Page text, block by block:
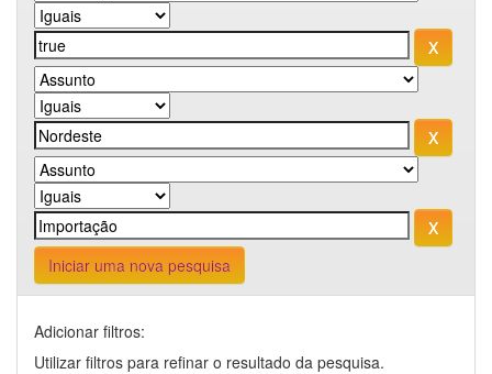
Iniciar uma nova pesquisa
Adicionar filtros:
Utilizar filtros para refinar o resultado da pesquisa.